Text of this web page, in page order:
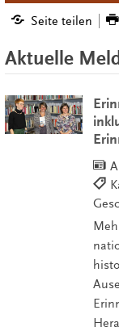
Seite teilen
Aktuelle